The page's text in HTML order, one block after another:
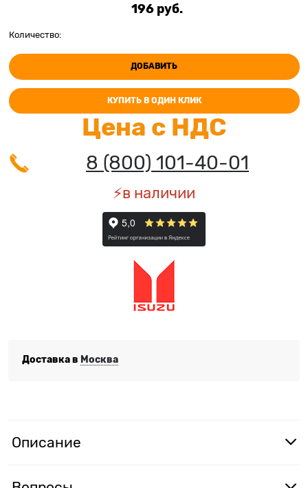
196 руб.
Количество:
ДОБАВИТЬ
КУПИТЬ В ОДИН КЛИК
Цена с НДС
8 (800) 101-40-01
⚡️в наличии
Доставка в Москва
Описание